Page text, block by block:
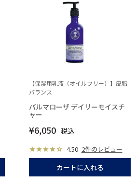
【保湿用乳液（オイルフリー）】皮脂
バランス
パルマローザ デイリーモイスチ
ャー
¥6,050 税込
4.50 2件のレビュー
カートに入れる